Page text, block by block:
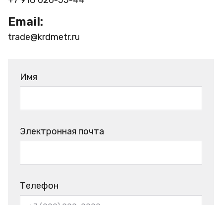
Email:
trade@krdmetr.ru
Имя
Электронная почта
Телефон